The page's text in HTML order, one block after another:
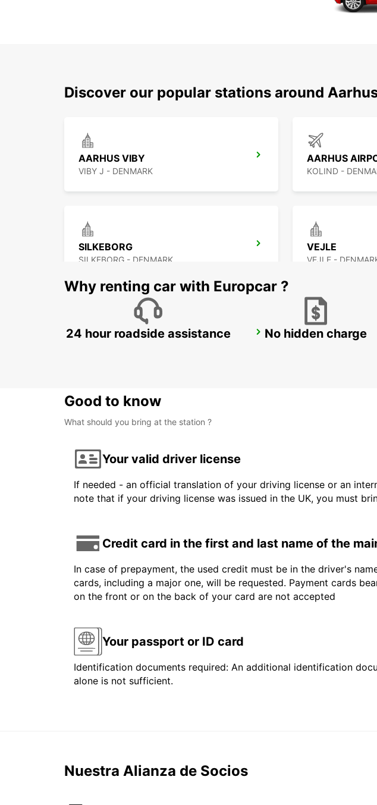
Discover our popular stations around
AARHUS VIBY
VIBY J - DENMARK
AARHUS
KOLIND -
SILKEBORG
SILKEBORG - DENMARK
VEJLE
VEJLE -
BILLUND AIRPORT ODENSE
Why renting car with Europcar ?
24 hour roadside assistance No hidden charge
Good to know
What should you bring at the station ?
Your valid driver license
If needed - an official translation of your driving license or an
note that if your driving license was issued in the UK, you must
Credit card in the first and last name of the
In case of prepayment, the used credit must be in the driver's
cards, including a major one, will be requested. Payment cards
on the front or on the back of your card are not accepted
Your passport or ID card
Identification documents required: An additional identification
alone is not sufficient.
Nuestra Alianza de Socios